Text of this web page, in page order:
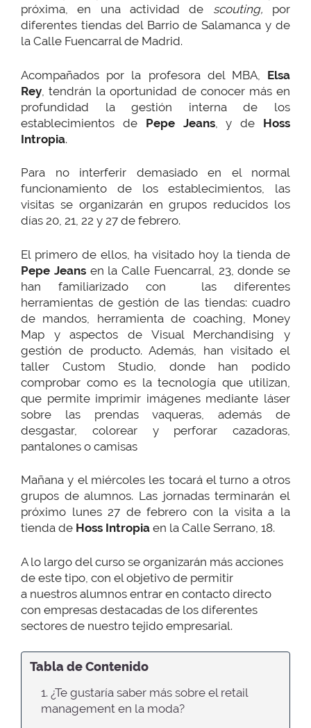
próxima, en una actividad de scouting, por
diferentes tiendas del Barrio de Salamanca y de
la Calle Fuencarral de Madrid.
Acompañados por la profesora del MBA, Elsa
Rey , tendrán la oportunidad de conocer más en
profundidad la gestión interna de los
establecimientos de Pepe Jeans, y de Hoss
Intropia.
Para no interferir demasiado en el normal
funcionamiento de los establecimientos, las
visitas se organizarán en grupos reducidos los
días 20, 21, 22 y 27 de febrero.
El primero de ellos, ha visitado hoy la tienda de
Pepe Jeans en la Calle Fuencarral, 23, donde se
han familiarizado con las diferentes
herramientas de gestión de las tiendas: cuadro
de mandos, herramienta de coaching, Money
Map y aspectos de Visual Merchandising y
gestión de producto. Además, han visitado el
taller Custom Studio, donde han podido
comprobar como es la tecnología que utilizan,
que permite imprimir imágenes mediante láser
sobre las prendas vaqueras, además de
desgastar, colorear y perforar cazadoras,
pantalones o camisas
Mañana y el miércoles les tocará el turno a otros
grupos de alumnos. Las jornadas terminarán el
próximo lunes 27 de febrero con la visita a la
tienda de Hoss Intropia en la Calle Serrano, 18.
A lo largo del curso se organizarán más acciones
de este tipo, con el objetivo de permitir
a nuestros alumnos entrar en contacto directo
con empresas destacadas de los diferentes
sectores de nuestro tejido empresarial.
Tabla de Contenido
1. ¿Te gustaría saber más sobre el retail
management en la moda?